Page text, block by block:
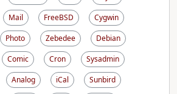
Mail FreeBSD
Cygwin
Photo Zebedee
Debian
Comic Cron
Sysadmin
Analog iCal
Sunbird